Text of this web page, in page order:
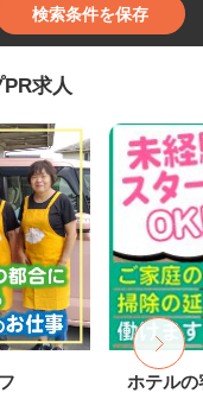
検索条件を保存
求人
ホテルの